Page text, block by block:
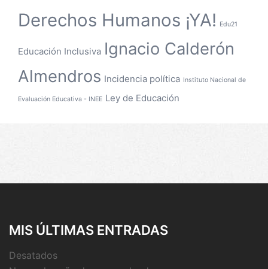
Derechos Humanos ¡YA! Edu21
Educación Inclusiva Ignacio Calderón
Almendros Incidencia política Instituto Nacional de
Evaluación Educativa - INEE Ley de Educación
MIS ÚLTIMAS ENTRADAS
Desatados